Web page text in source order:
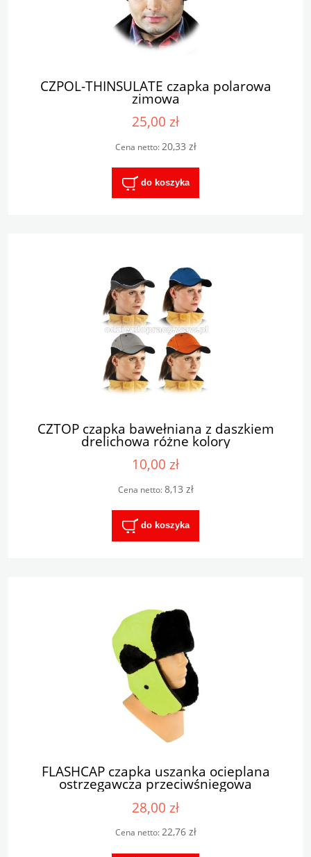
CZPOL-THINSULATE czapka polarowa
zimowa
25,00 zł
Cena netto: 20,33 zł
do koszyka
CZTOP czapka bawełniana z daszkiem
drelichowa różne kolory
10,00 zł
Cena netto:8,13 zł
do koszyka
FLASHCAP czapka uszanka ocieplana
ostrzegawcza przeciwśniegowa
28,00 zł
Cena netto:22,76 zł